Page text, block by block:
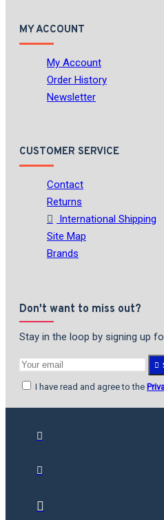
MY ACCOUNT
My Account
Order History
Newsletter
CUSTOMER SERVICE
Contact
Returns
International Shipping
Site Map
Brands
Don't want to miss out?
Stay in the loop by signing up
I have read and agree to the